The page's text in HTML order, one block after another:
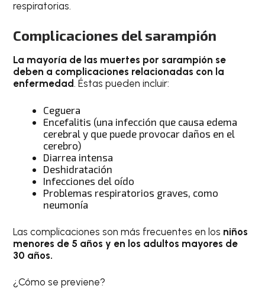
respiratorias.
Complicaciones del sarampión
La mayoría de las muertes por sarampión se
deben a complicaciones relacionadas con la
enfermedad. Éstas pueden incluir:
Ceguera
Encefalitis (una infección que causa edema
cerebral y que puede provocar daños en el
cerebro)
Diarrea intensa
Deshidratación
Infecciones del oído
Problemas respiratorios graves, como
neumonía
Las complicaciones son más frecuentes en los niños
menores de 5 años y en los adultos mayores de
30 años.
¿Cómo se previene?